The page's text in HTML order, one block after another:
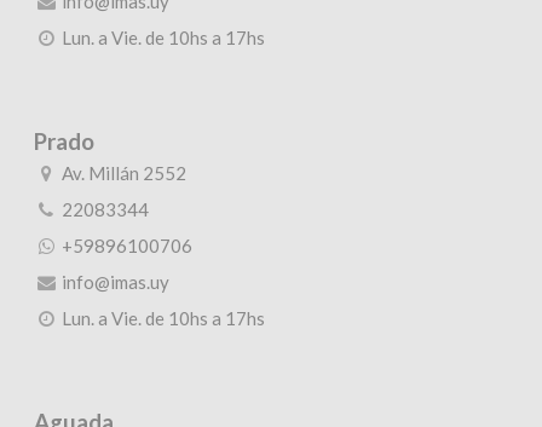
Lun. a Vie. de 10hs a 17hs
Prado
Av. Millán 2552
22083344
+59896100706
info@imas.uy
Lun. a Vie. de 10hs a 17hs